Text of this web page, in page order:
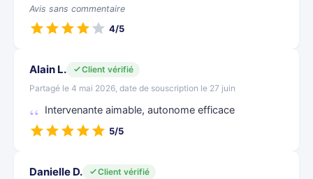
Avis sans commentaire
4/5
Alain L.
Client vérifié
Partagé le 4 mai 2026, date de souscription le 27 juin
Intervenante aimable, autonome efficace
5/5
Danielle D.
Client vérifié